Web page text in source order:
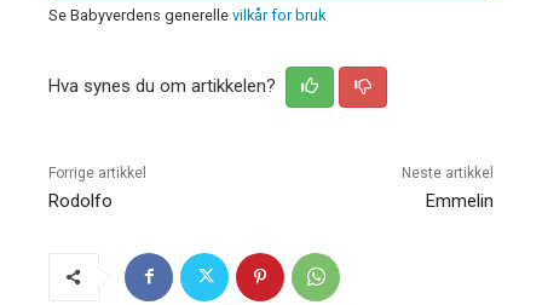
Se Babyverdens generelle vilkår for bruk
Hva synes du om artikkelen?
Forrige artikkel
Rodolfo
Neste artikkel
Emmelin